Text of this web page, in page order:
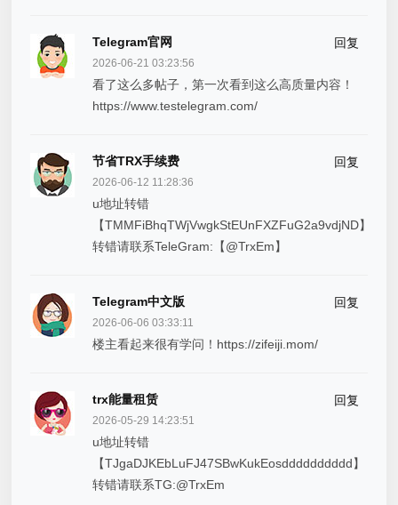
Telegram官网 回复
2026-06-21 03:23:56
看了这么多帖子，第一次看到这么高质量内容！
https://www.testelegram.com/
节省TRX手续费 回复
2026-06-12 11:28:36
u地址转错
【TMMFiBhqTWjVwgkStEUnFXZFuG2a9vdjND】
转错请联系TeleGram:【@TrxEm】
Telegram中文版 回复
2026-06-06 03:33:11
楼主看起来很有学问！https://zifeiji.mom/
trx能量租赁 回复
2026-05-29 14:23:51
u地址转错
【TJgaDJKEbLuFJ47SBwKukEosdddddddddd】
转错请联系TG:@TrxEm